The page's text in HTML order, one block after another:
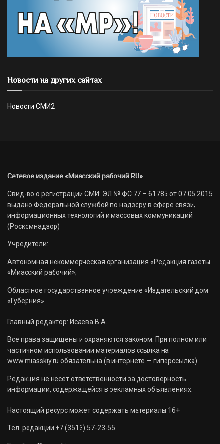
Новости на других сайтах
Новости СМИ2
Сетевое издание «Миасский рабочий.RU»
Свид-во о регистрации СМИ: ЭЛ № ФС 77 – 61785 от 07.05.2015
выдано Федеральной службой по надзору в сфере связи,
информационных технологий и массовых коммуникаций
(Роскомнадзор)
Учредители:
Автономная некоммерческая организация «Редакция газеты
«Миасский рабочий»;
Областное государственное учреждение «Издательский дом
«Губерния».
Главный редактор: Исаева В.А.
Все права защищены и охраняются законом. При полном или
частичном использовании материалов ссылка на
www.miasskiy.ru обязательна (в интернете — гиперссылка).
Редакция не несет ответственности за достоверность
информации, содержащейся в рекламных объявлениях.
Настоящий ресурс может содержать материалы 16+
Тел. редакции +7 (3513) 57-23-55